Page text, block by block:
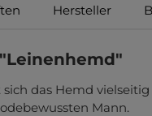
Hersteller
sich das Hemd
Mann.